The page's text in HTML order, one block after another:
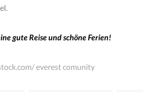
gute Reise und schöne Ferien!
everest comunity